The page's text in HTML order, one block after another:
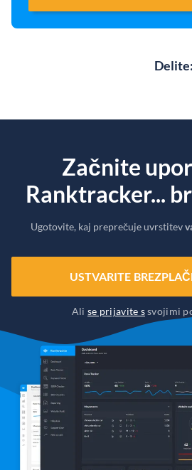
Delite:
Začnite
Ranktracker...
Ugotovite, kaj preprečuje uvrstitev
USTVARITE
Alise prijavite ssvojimi